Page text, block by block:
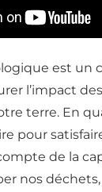
est un
l’impact
terre. En
pour
de la
nos